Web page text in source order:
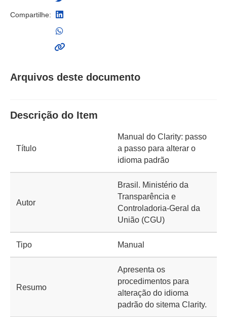
Compartilhe:
Arquivos deste documento
Descrição do Item
Título
Manual do Clarity: passo
a passo para alterar o
idioma padrão
Autor
Brasil. Ministério da
Transparência e
Controladoria-Geral da
União (CGU)
Tipo Manual
Resumo
Apresenta os
procedimentos para
alteração do idioma
padrão do sitema Clarity.